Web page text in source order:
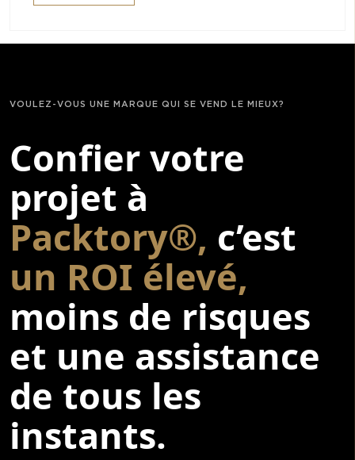
VOULEZ-VOUS UNE MARQUE QUI SE VEND LE MIEUX?
Confier votre
projet à
Packtory®, c’est
un ROI élevé,
moins de risques
et une assistance
de tous les
instants.